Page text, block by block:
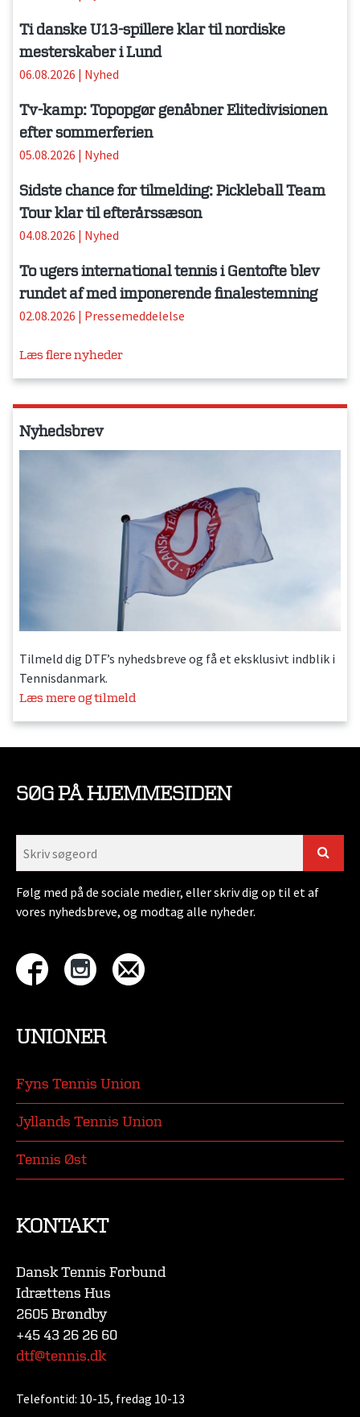
Ti danske U13-spillere klar til nordiske
mesterskaber i Lund
06.08.2026 | Nyhed
Tv-kamp: Topopgør genåbner Elitedivisionen
efter sommerferien
05.08.2026 | Nyhed
Sidste chance for tilmelding: Pickleball Team
Tour klar til efterårssæson
04.08.2026 | Nyhed
To ugers international tennis i Gentofte blev
rundet af med imponerende finalestemning
02.08.2026 | Pressemeddelelse
Læs flere nyheder
Nyhedsbrev
Tilmeld dig DTF’s nyhedsbreve og få et eksklusivt indblik i
Tennisdanmark.
Læs mere og tilmeld
SØG PÅ HJEMMESIDEN
Følg med på de sociale medier, eller skriv dig op til et af
vores nyhedsbreve, og modtag alle nyheder.
UNIONER
Fyns Tennis Union
Jyllands Tennis Union
Tennis Øst
KONTAKT
Dansk Tennis Forbund
Idrættens Hus
2605 Brøndby
+45 43 26 26 60
dtf@tennis.dk
Telefontid: 10-15, fredag 10-13